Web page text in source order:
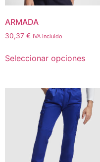
ARMADA
30,37 € IVA incluido
Seleccionar opciones